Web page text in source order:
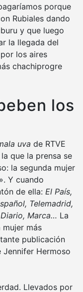
porque
Rubiales dando
y que luego
la llegada del
los aires
chachiprogre
los
uva de RTVE
que la prensa se
la segunda mujer
Y cuando
de ella: El País,
Telemadrid,
Marca… La
más
publicación
Jennifer Hermoso
Llevados por